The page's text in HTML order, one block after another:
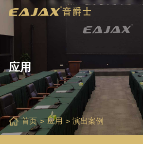
应用
首页 应用 演出案例